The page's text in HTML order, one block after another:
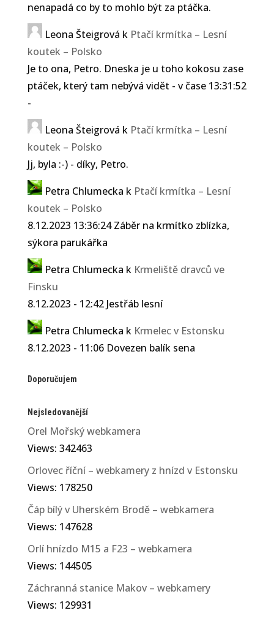
nenapadá co by to mohlo být za ptáčka.
Leona Šteigrová k Ptačí krmítka – Lesní
koutek – Polsko
Je to ona, Petro. Dneska je u toho kokosu zase
ptáček, který tam nebývá vidět - v čase 13:31:52
-
Leona Šteigrová k Ptačí krmítka – Lesní
koutek – Polsko
Jj, byla :-) - díky, Petro.
Petra Chlumecka k Ptačí krmítka – Lesní
koutek – Polsko
8.12.2023 13:36:24 Záběr na krmítko zblízka,
sýkora parukářka
Petra Chlumecka k Krmeliště dravců ve
Finsku
8.12.2023 - 12:42 Jestřáb lesní
Petra Chlumecka k Krmelec v Estonsku
8.12.2023 - 11:06 Dovezen balík sena
Doporučujem
Nejsledovanější
Orel Mořský webkamera
Views: 342463
Orlovec říční – webkamery z hnízd v Estonsku
Views: 178250
Čáp bílý v Uherském Brodě – webkamera
Views: 147628
Orlí hnízdo M15 a F23 – webkamera
Views: 144505
Záchranná stanice Makov – webkamery
Views: 129931